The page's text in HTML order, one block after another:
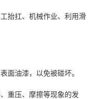
抬扛、机械作业、利用滑
面油漆，以免被碰坏。
重压、摩擦等现象的发